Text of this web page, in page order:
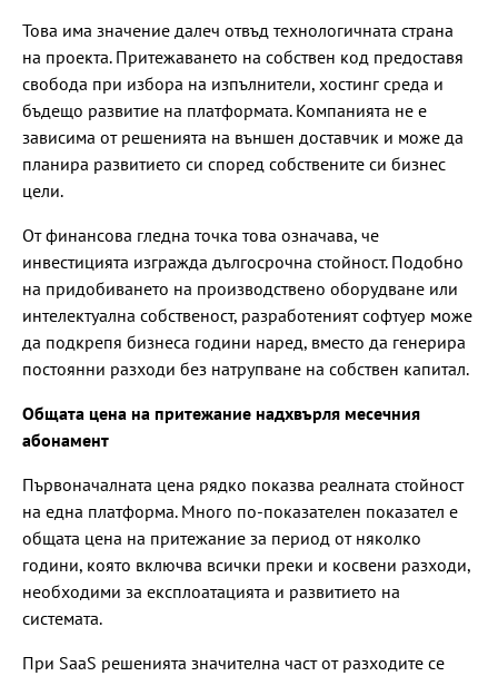
Това има значение далеч отвъд технологичната страна
на проекта. Притежаването на собствен код предоставя
свобода при избора на изпълнители, хостинг среда и
бъдещо развитие на платформата. Компанията не е
зависима от решенията на външен доставчик и може да
планира развитието си според собствените си бизнес
цели.
От финансова гледна точка това означава, че
инвестицията изгражда дългосрочна стойност. Подобно
на придобиването на производствено оборудване или
интелектуална собственост, разработеният софтуер може
да подкрепя бизнеса години наред, вместо да генерира
постоянни разходи без натрупване на собствен капитал.
Общата цена на притежание надхвърля месечния
абонамент
Първоначалната цена рядко показва реалната стойност
на една платформа. Много по-показателен показател е
общата цена на притежание за период от няколко
години, която включва всички преки и косвени разходи,
необходими за експлоатацията и развитието на
системата.
При SaaS решенията значителна част от разходите се